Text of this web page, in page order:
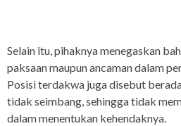
Selain itu, pihaknya menegaskan
paksaan maupun ancaman dalam
Posisi terdakwa juga disebut
tidak seimbang, sehingga tidak
dalam menentukan kehendaknya.